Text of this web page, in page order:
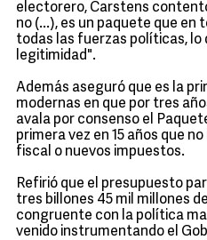
electorero, Carstens
no (...), es un paquete que en
todas las fuerzas políticas, lo
legitimidad".
Además aseguró que es la
modernas en que por tres
avala por consenso el
primera vez en 15 años que
fiscal o nuevos impuestos.
Refirió que el presupuesto
tres billones 45 mil millones
congruente con la política
venido instrumentando el